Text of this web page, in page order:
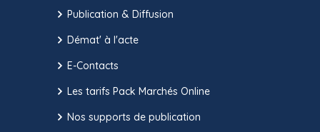
Publication & Diffusion
Démat' à l'acte
E-Contacts
Les tarifs Pack Marchés Online
Nos supports de publication